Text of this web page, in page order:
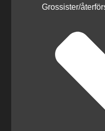
Grossister/